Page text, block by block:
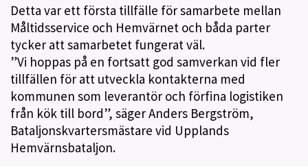
Detta var ett första tillfälle för samarbete mellan
Måltidsservice och Hemvärnet och båda parter
tycker att samarbetet fungerat väl.
”Vi hoppas på en fortsatt god samverkan vid fler
tillfällen för att utveckla kontakterna med
kommunen som leverantör och förfina logistiken
från kök till bord”, säger Anders Bergström,
Bataljonskvartersmästare vid Upplands
Hemvärnsbataljon.